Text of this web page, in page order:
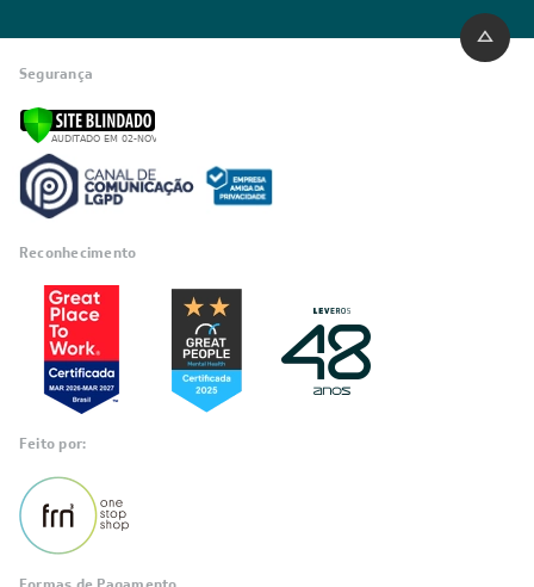
Segurança
Reconhecimento
Feito por: